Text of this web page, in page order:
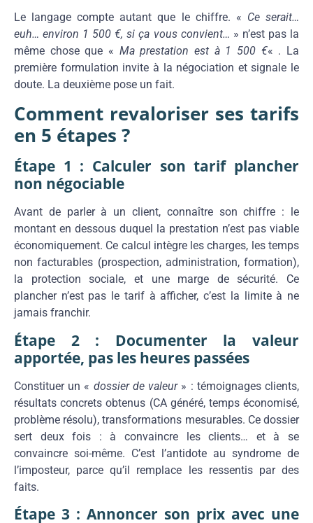
Le langage compte autant que le chiffre. « Ce serait…
euh… environ 1 500 €, si ça vous convient… » n’est pas la
même chose que « Ma prestation est à 1 500 €« . La
première formulation invite à la négociation et signale le
doute. La deuxième pose un fait.
Comment revaloriser ses tarifs
en 5 étapes ?
Étape 1 : Calculer son tarif plancher
non négociable
Avant de parler à un client, connaître son chiffre : le
montant en dessous duquel la prestation n’est pas viable
économiquement. Ce calcul intègre les charges, les temps
non facturables (prospection, administration, formation),
la protection sociale, et une marge de sécurité. Ce
plancher n’est pas le tarif à afficher, c’est la limite à ne
jamais franchir.
Étape 2 : Documenter la valeur
apportée, pas les heures passées
Constituer un « dossier de valeur» : témoignages clients,
résultats concrets obtenus (CA généré, temps économisé,
problème résolu), transformations mesurables. Ce dossier
sert deux fois : à convaincre les clients… et à se
convaincre soi-même. C’est l’antidote au syndrome de
l’imposteur, parce qu’il remplace les ressentis par des
faits.
Étape 3 : Annoncer son prix avec une